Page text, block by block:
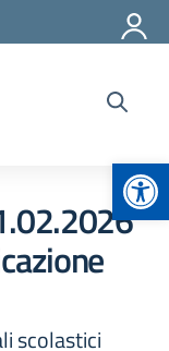
scolastici